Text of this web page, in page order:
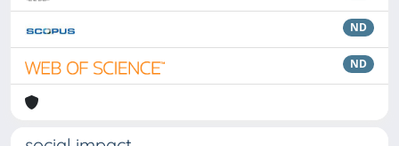
ND
ND